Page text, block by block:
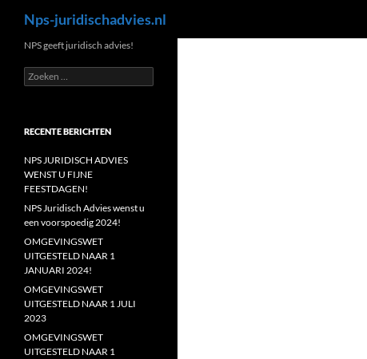
Nps-juridischadvies.nl
NPS geeft juridisch advies!
Zoeken
naar:
RECENTE BERICHTEN
NPS JURIDISCH ADVIES
WENST U FIJNE
FEESTDAGEN!
NPS Juridisch Advies wenst u
een voorspoedig 2024!
OMGEVINGSWET
UITGESTELD NAAR 1
JANUARI 2024!
OMGEVINGSWET
UITGESTELD NAAR 1 JULI
2023
OMGEVINGSWET
UITGESTELD NAAR 1